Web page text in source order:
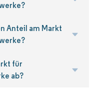
Anteil am Markt
für
ab?